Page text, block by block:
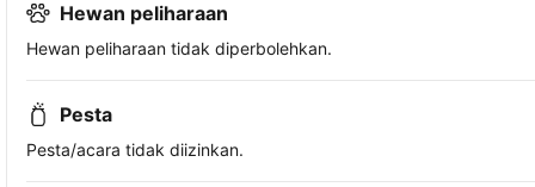
Hewan peliharaan
Hewan peliharaan tidak diperbolehkan.
Pesta
Pesta/acara tidak diizinkan.